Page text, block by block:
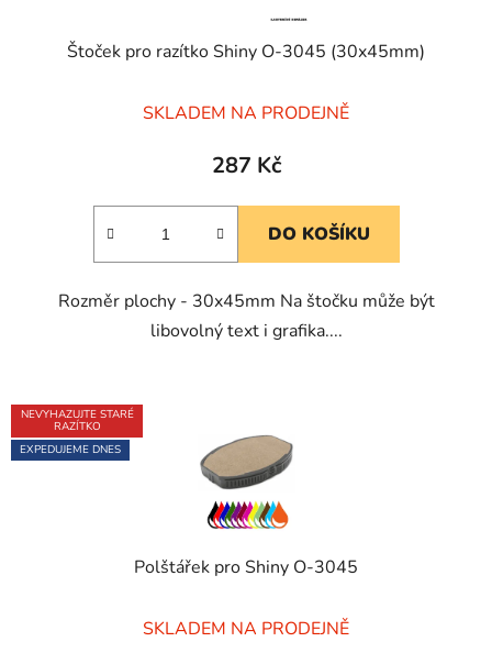
Štoček pro razítko Shiny O-3045 (30x45mm)
hodnocení
produktu
5,0
hvězdiček.
SKLADEM NA PRODEJNĚ
287 Kč
DO KOŠÍKU
Rozměr plochy - 30x45mm Na štočku může být
libovolný text i grafika....
NEVYHAZUJTE STARÉ
RAZÍTKO
EXPEDUJEME DNES
Polštářek pro Shiny O-3045
SKLADEM NA PRODEJNĚ